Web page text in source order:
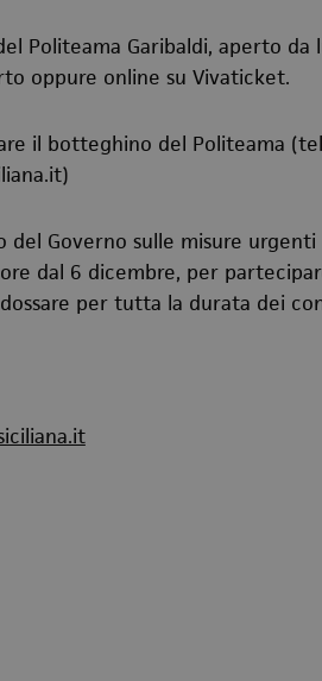
Politeama Garibaldi, aperto da
oppure online su Vivaticket.
il botteghino del Politeama
Governo sulle misure
dal 6 dicembre, per
per tutta la durata dei